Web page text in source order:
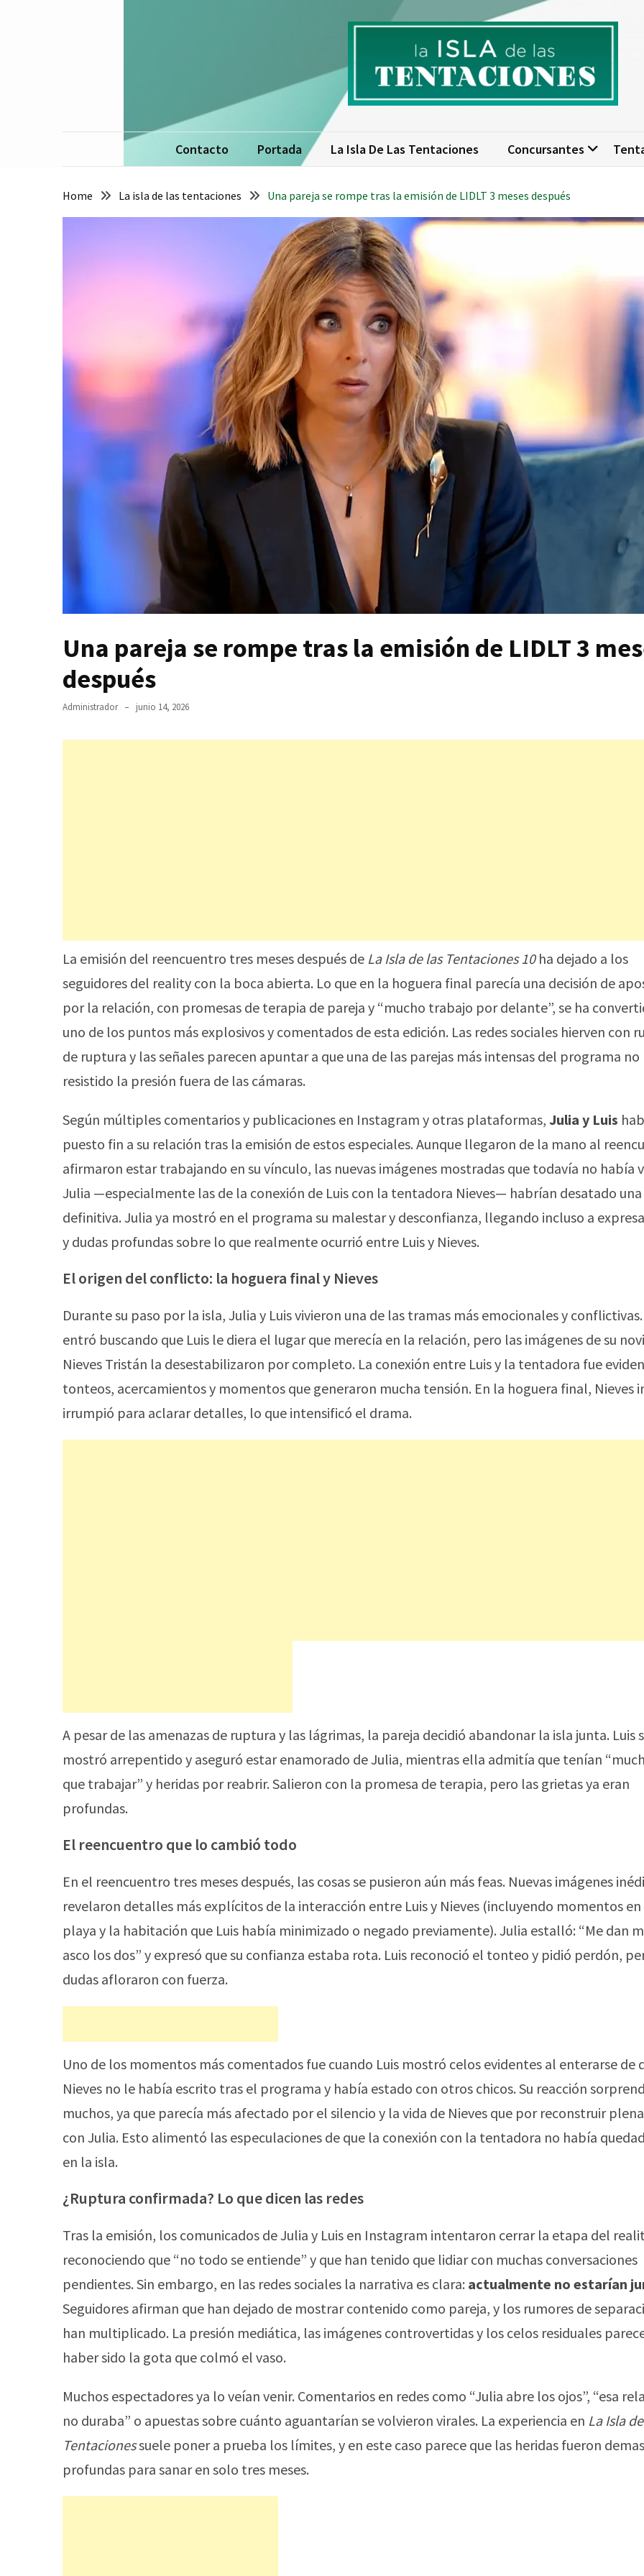
La isla de las tentaciones.
Descubre todo sobre La Isla de las Tentaciones 10:
Contacto Portada La Isla De Las Tentaciones Concursantes
Home La isla de las tentaciones Una pareja se rompe tras la emisión de LIDLT 3 meses después
Una pareja se rompe tras la emisión de LIDLT 3
después
Administrador junio 14, 2026
La emisión del reencuentro tres meses después de La Isla de las Tentaciones 10ha dejado a los
seguidores del reality con la boca abierta. Lo que en la hoguera final parecía una decisión de
por la relación, con promesas de terapia de pareja y “mucho trabajo por delante”, se ha
uno de los puntos más explosivos y comentados de esta edición. Las redes sociales hierven con
de ruptura y las señales parecen apuntar a que una de las parejas más intensas del programa no
resistido la presión fuera de las cámaras.
Según múltiples comentarios y publicaciones en Instagram y otras plataformas, Julia y Luis
puesto fin a su relación tras la emisión de estos especiales. Aunque llegaron de la mano al
afirmaron estar trabajando en su vínculo, las nuevas imágenes mostradas que todavía no había
Julia —especialmente las de la conexión de Luis con la tentadora Nieves— habrían desatado una
definitiva. Julia ya mostró en el programa su malestar y desconfianza, llegando incluso a
y dudas profundas sobre lo que realmente ocurrió entre Luis y Nieves.
El origen del conflicto: la hoguera final y Nieves
Durante su paso por la isla, Julia y Luis vivieron una de las tramas más emocionales y
entró buscando que Luis le diera el lugar que merecía en la relación, pero las imágenes de su
Nieves Tristán la desestabilizaron por completo. La conexión entre Luis y la tentadora fue
tonteos, acercamientos y momentos que generaron mucha tensión. En la hoguera final, Nieves
irrumpió para aclarar detalles, lo que intensificó el drama.
A pesar de las amenazas de ruptura y las lágrimas, la pareja decidió abandonar la isla junta. Luis
mostró arrepentido y aseguró estar enamorado de Julia, mientras ella admitía que tenían
que trabajar” y heridas por reabrir. Salieron con la promesa de terapia, pero las grietas ya eran
profundas.
El reencuentro que lo cambió todo
En el reencuentro tres meses después, las cosas se pusieron aún más feas. Nuevas imágenes
revelaron detalles más explícitos de la interacción entre Luis y Nieves (incluyendo momentos
playa y la habitación que Luis había minimizado o negado previamente). Julia estalló: “Me dan
asco los dos” y expresó que su confianza estaba rota. Luis reconoció el tonteo y pidió perdón,
dudas afloraron con fuerza.
Uno de los momentos más comentados fue cuando Luis mostró celos evidentes al enterarse de
Nieves no le había escrito tras el programa y había estado con otros chicos. Su reacción
muchos, ya que parecía más afectado por el silencio y la vida de Nieves que por reconstruir
con Julia. Esto alimentó las especulaciones de que la conexión con la tentadora no había
en la isla.
¿Ruptura confirmada? Lo que dicen las redes
Tras la emisión, los comunicados de Julia y Luis en Instagram intentaron cerrar la etapa del
reconociendo que “no todo se entiende” y que han tenido que lidiar con muchas conversaciones
pendientes. Sin embargo, en las redes sociales la narrativa es clara: actualmente no estarían
Seguidores afirman que han dejado de mostrar contenido como pareja, y los rumores de
han multiplicado. La presión mediática, las imágenes controvertidas y los celos residuales
haber sido la gota que colmó el vaso.
Muchos espectadores ya lo veían venir. Comentarios en redes como “Julia abre los ojos”, “esa
no duraba” o apuestas sobre cuánto aguantarían se volvieron virales. La experiencia en La Isla
Tentacionessuele poner a prueba los límites, y en este caso parece que las heridas fueron
profundas para sanar en solo tres meses.